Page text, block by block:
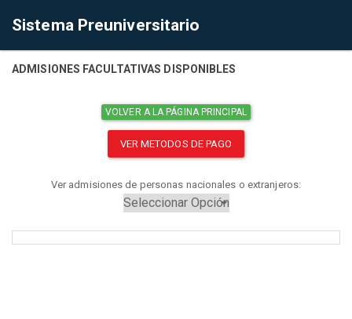
Sistema Preuniversitario
ADMISIONES FACULTATIVAS DISPONIBLES
VOLVER A LA PÁGINA PRINCIPAL
VER METODOS DE PAGO
Ver admisiones de personas nacionales o extranjeros: